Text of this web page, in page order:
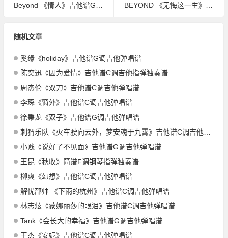
Beyond 《情人》吉他谱G调吉他弹唱谱
BEYOND 《无悔这一生》吉他谱G调吉他弹唱谱
随机文章
奚缘《holiday》吉他谱G调吉他弹唱谱
陈奕迅《因为爱情》吉他谱C调吉他指弹独奏谱
周杰伦《双刀》吉他谱C调吉他弹唱谱
李琛《窗外》吉他谱C调吉他弹唱谱
徐秉龙《双子》吉他谱G调吉他弹唱谱
刺猬乐队《火车驶向云外，梦安魂于九霄》吉他谱C调吉他弹唱谱
小贱《说好了不见面》吉他谱G调吉他弹唱谱
王昆《秋收》简谱F调钢琴指弹独奏谱
柳爽《幻想》吉他谱C调吉他弹唱谱
解忧邵帅 《下雨的杭州》吉他谱C调吉他弹唱谱
林志炫《蒙娜丽莎的眼泪》吉他谱C调吉他弹唱谱
Tank《会长大的幸福》吉他谱G调吉他弹唱谱
王杰《安妮》吉他谱C调吉他弹唱谱